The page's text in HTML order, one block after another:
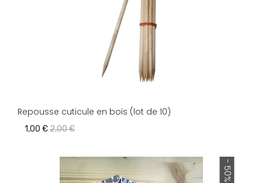
Repousse cuticule en bois (lot de 10)
1,00 €2,00 €
- 50%